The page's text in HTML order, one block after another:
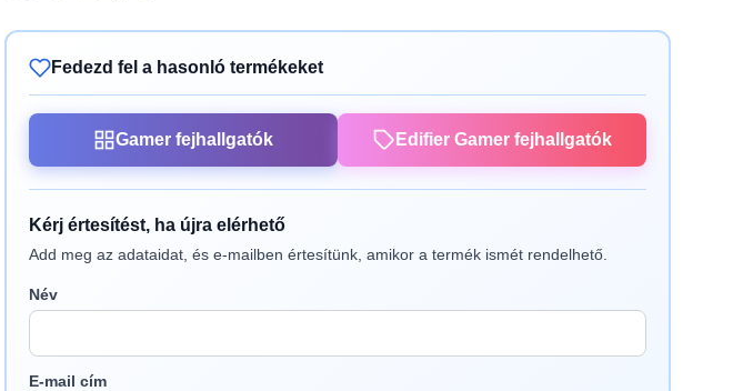
Fedezd fel a hasonló termékeket
Gamer fejhallgatók Edifier Gamer fejhallgatók
Kérj értesítést, ha újra elérhető
Add meg az adataidat, és e-mailben értesítünk, amikor a termék ismét rendelhető.
Név
E-mail cím